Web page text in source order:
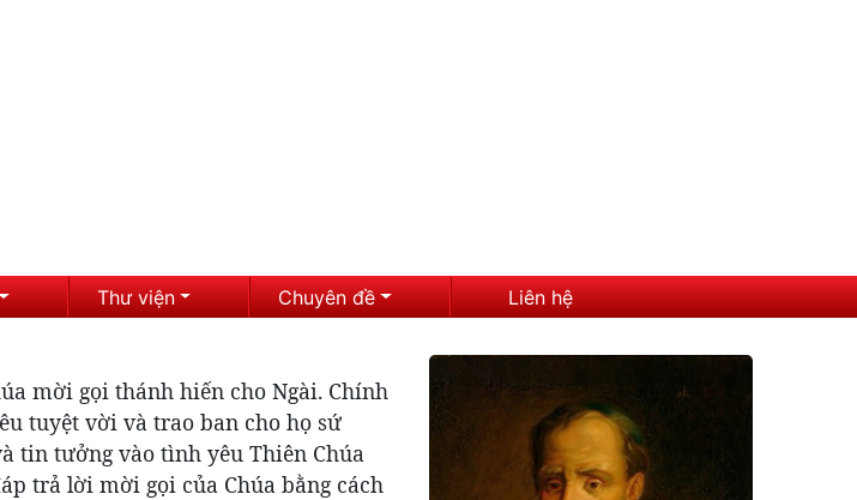
Thư viện Chuyên đề Liên hệ
mời gọi thánh hiến cho Ngài. Chính
tuyệt vời và trao ban cho họ sứ
tin tưởng vào tình yêu Thiên Chúa
trả lời mời gọi của Chúa bằng cách